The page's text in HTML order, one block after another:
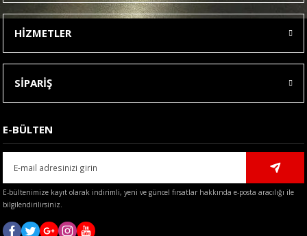
Ürün bilgilerinde hatalar bulunuyor.
Ürün fiyatı diğer sitelerden daha pahalı.
Bu ürüne benzer farklı alternatifler olmalı.
Gönder
HİZMETLER
SİPARİŞ
E-BÜLTEN
E-bültenimize kayıt olarak indirimli, yeni ve güncel fırsatlar hakkında e-posta aracılığı ile
bilgilendirilirsiniz.